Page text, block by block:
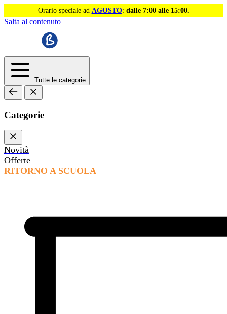
Orario speciale ad AGOSTO: dalle 7:00 alle 15:00.
Salta al contenuto
Tutte le categorie
Categorie
Novità
Offerte
RITORNO A SCUOLA